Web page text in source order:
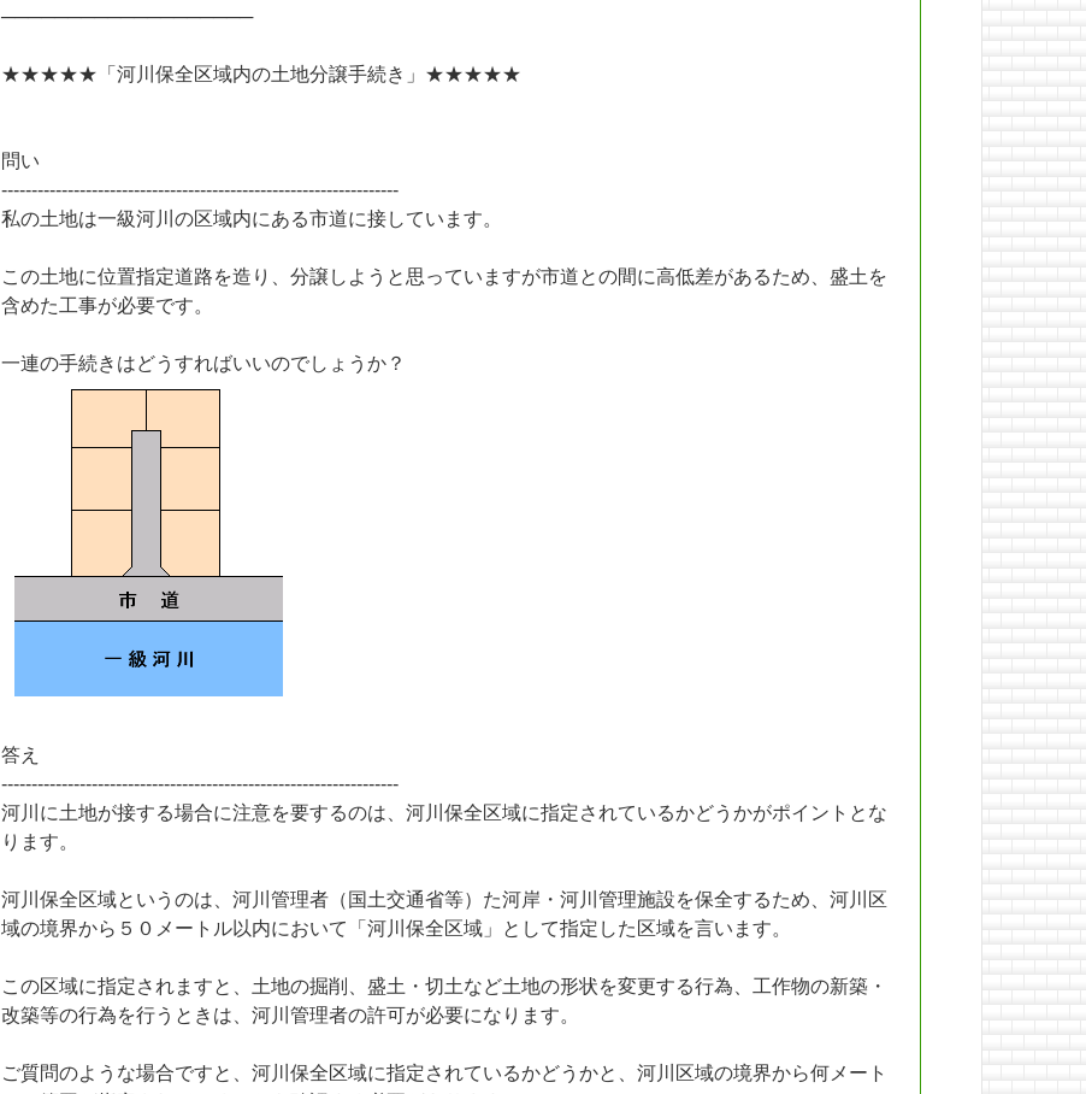
───────────────────
★★★★★「河川保全区域内の土地分譲手続き」★★★★★
問い
------------------------------------------------------------------
私の土地は一級河川の区域内にある市道に接しています。
この土地に位置指定道路を造り、分譲しようと思っていますが市道との間に高低差があるため、盛土を
含めた工事が必要です。
一連の手続きはどうすればいいのでしょうか？
答え
------------------------------------------------------------------
河川に土地が接する場合に注意を要するのは、河川保全区域に指定されているかどうかがポイントとな
ります。
河川保全区域というのは、河川管理者（国土交通省等）た河岸・河川管理施設を保全するため、河川区
域の境界から５０メートル以内において「河川保全区域」として指定した区域を言います。
この区域に指定されますと、土地の掘削、盛土・切土など土地の形状を変更する行為、工作物の新築・
改築等の行為を行うときは、河川管理者の許可が必要になります。
ご質問のような場合ですと、河川保全区域に指定されているかどうかと、河川区域の境界から何メート